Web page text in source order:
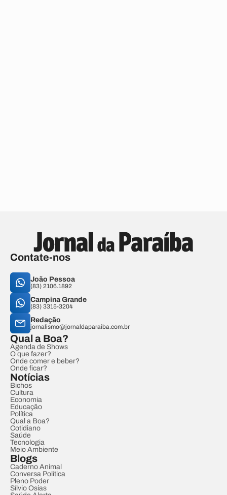
Contate-nos
João Pessoa
(83) 2106.1892
Campina Grande
(83) 3315-3204
Redação
jornalismo@jornaldaparaiba.com.br
Qual a Boa?
Agenda de Shows
O que fazer?
Onde comer e beber?
Onde ficar?
Notícias
Bichos
Cultura
Economia
Educação
Política
Qual a Boa?
Cotidiano
Saúde
Tecnologia
Meio Ambiente
Blogs
Caderno Animal
Conversa Política
Pleno Poder
Sílvio Osias